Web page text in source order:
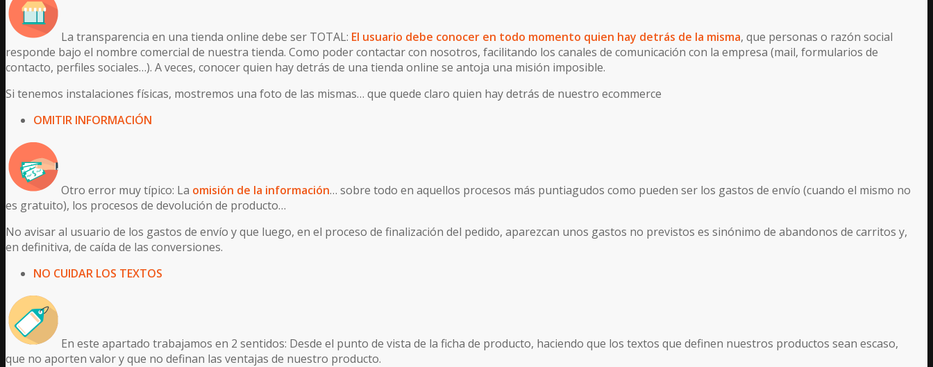
La transparencia en una tienda online debe ser TOTAL: El usuario debe conocer en todo momento quien hay detrás de la misma, que personas o razón social
responde bajo el nombre comercial de nuestra tienda. Como poder contactar con nosotros, facilitando los canales de comunicación con la empresa (mail, formularios de
contacto, perfiles sociales…). A veces, conocer quien hay detrás de una tienda online se antoja una misión imposible.
Si tenemos instalaciones físicas, mostremos una foto de las mismas… que quede claro quien hay detrás de nuestro ecommerce
OMITIR INFORMACIÓN
Otro error muy típico: La omisión de la información… sobre todo en aquellos procesos más puntiagudos como pueden ser los gastos de envío (cuando el mismo no
es gratuito), los procesos de devolución de producto…
No avisar al usuario de los gastos de envío y que luego, en el proceso de finalización del pedido, aparezcan unos gastos no previstos es sinónimo de abandonos de carritos y,
en definitiva, de caída de las conversiones.
NO CUIDAR LOS TEXTOS
En este apartado trabajamos en 2 sentidos: Desde el punto de vista de la ficha de producto, haciendo que los textos que definen nuestros productos sean escaso,
que no aporten valor y que no definan las ventajas de nuestro producto.